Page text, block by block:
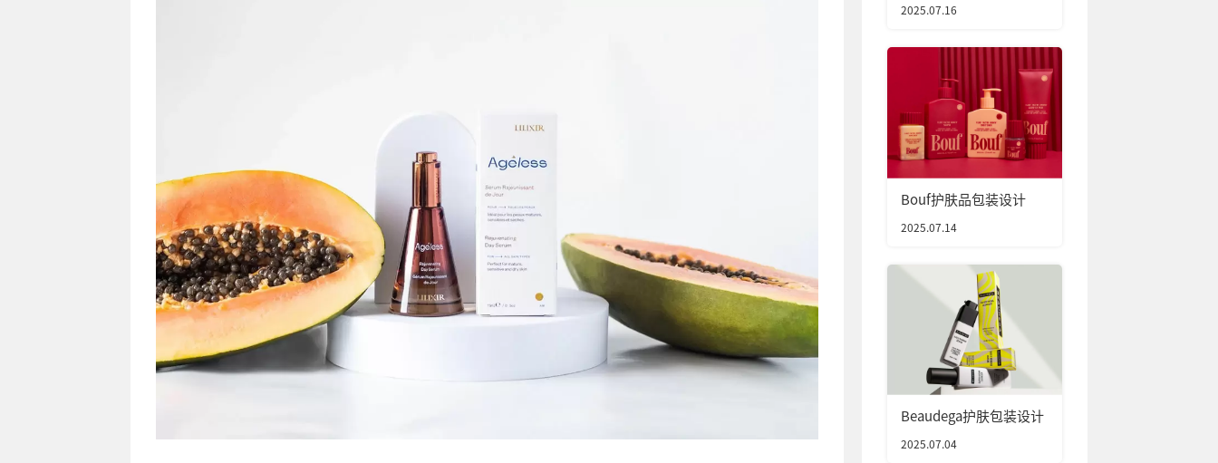
2025.07.16
Bouf护肤品包装设计
2025.07.14
Beaudega护肤包装设计
2025.07.04